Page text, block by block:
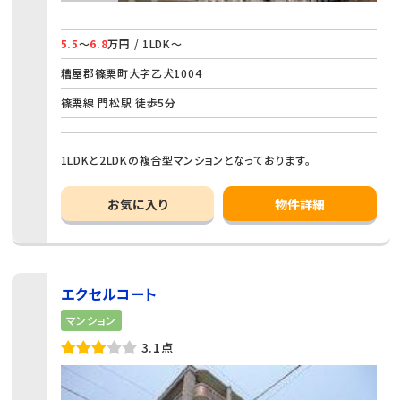
5.5～6.8万円 / 1LDK～
糟屋郡篠栗町大字乙犬1004
篠栗線 門松駅 徒歩5分
1LDKと2LDKの複合型マンションとなっております。
お気に入り 物件詳細
エクセルコート
マンション
3.1点